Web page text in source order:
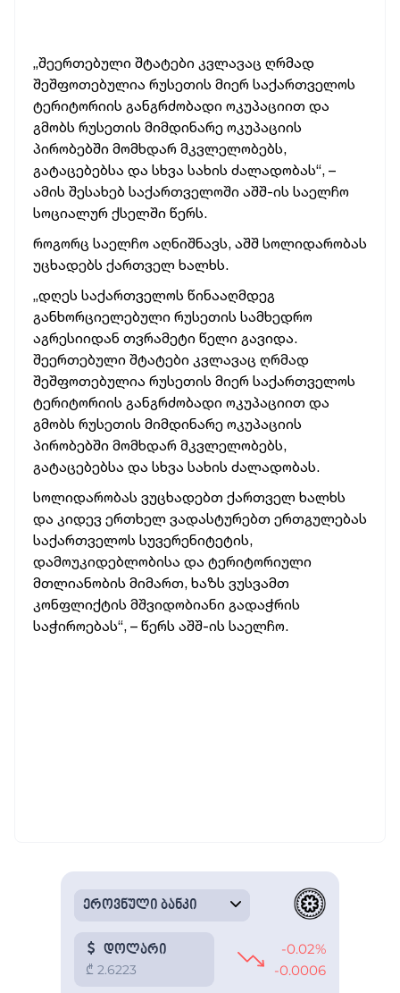
„შეერთებული შტატები კვლავაც ღრმად
შეშფოთებულია რუსეთის მიერ საქართველოს
ტერიტორიის განგრძობადი ოკუპაციით და
გმობს რუსეთის მიმდინარე ოკუპაციის
პირობებში მომხდარ მკვლელობებს,
გატაცებებსა და სხვა სახის ძალადობას“, –
ამის შესახებ საქართველოში აშშ-ის საელჩო
სოციალურ ქსელში წერს.
როგორც საელჩო აღნიშნავს, აშშ სოლიდარობას
უცხადებს ქართველ ხალხს.
„დღეს საქართველოს წინააღმდეგ
განხორციელებული რუსეთის სამხედრო
აგრესიიდან თვრამეტი წელი გავიდა.
შეერთებული შტატები კვლავაც ღრმად
შეშფოთებულია რუსეთის მიერ საქართველოს
ტერიტორიის განგრძობადი ოკუპაციით და
გმობს რუსეთის მიმდინარე ოკუპაციის
პირობებში მომხდარ მკვლელობებს,
გატაცებებსა და სხვა სახის ძალადობას.
სოლიდარობას ვუცხადებთ ქართველ ხალხს
და კიდევ ერთხელ ვადასტურებთ ერთგულებას
საქართველოს სუვერენიტეტის,
დამოუკიდებლობისა და ტერიტორიული
მთლიანობის მიმართ, ხაზს ვუსვამთ
კონფლიქტის მშვიდობიანი გადაჭრის
საჭიროებას“, – წერს აშშ-ის საელჩო.